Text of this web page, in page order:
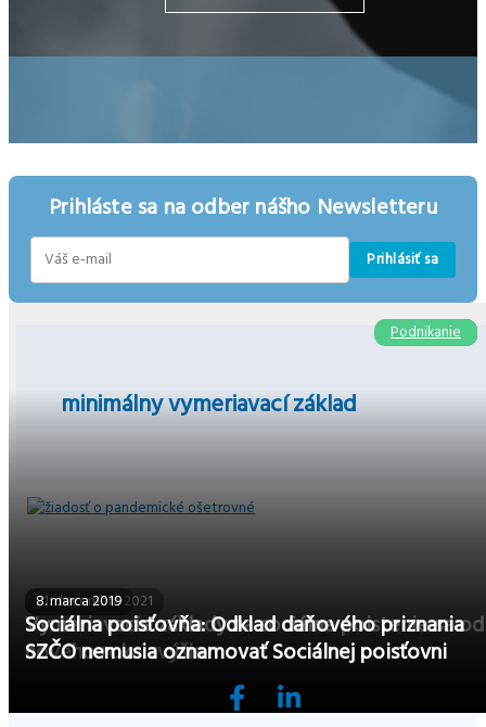
Prihláste sa na odber nášho Newsletteru
Prihlásiť sa
minimálny vymeriavací základ
21. decembra 2021
Vymeriavacie základy na sociálne poistenie sa od
nového roka zvýšia
Odvody
8. marca 2019
Sociálna poisťovňa: Odklad daňového priznania
SZČO nemusia oznamovať Sociálnej poisťovni
Podnikanie